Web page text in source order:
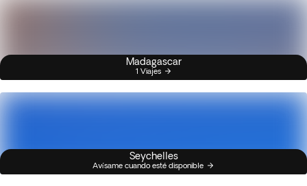
Madagascar
1 Viajes
Seychelles
Avísame cuando esté disponible